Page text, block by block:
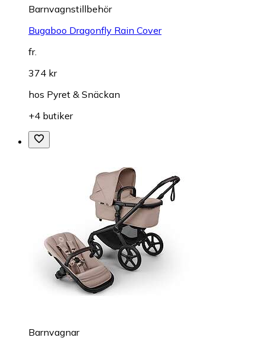
Barnvagnstillbehör
Bugaboo Dragonfly Rain Cover
fr.
374 kr
hos Pyret & Snäckan
+4 butiker
Barnvagnar